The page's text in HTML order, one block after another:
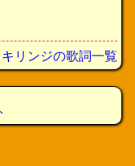
キリンジの歌詞一覧